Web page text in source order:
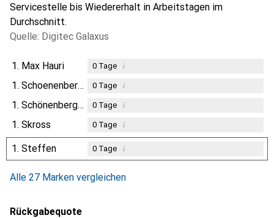
Servicestelle bis Wiedererhalt in Arbeitstagen im
Durchschnitt.
Quelle: Digitec Galaxus
1. Max Hauri 0Tage i
1. Schoenenberger 0Tage i
1. Schönenberger 0Tage i
1. Skross 0Tage i
1. Steffen 0Tage i
Alle 27 Marken vergleichen
Rückgabequote